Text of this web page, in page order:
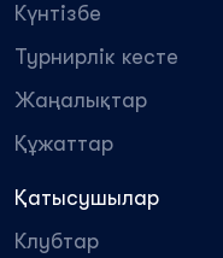
Күнтізбе
Турнирлік кесте
Жаңалықтар
Құжаттар
Қатысушылар
Клубтар